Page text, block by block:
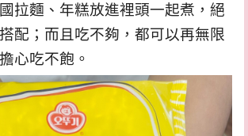
拉麵、年糕放進裡頭一起煮，絕
配；而且吃不夠，都可以再無限
心吃不飽。